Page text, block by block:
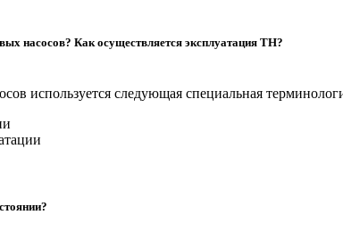
насосов? Как осуществляется эксплуатация ТН?
используется следующая специальная